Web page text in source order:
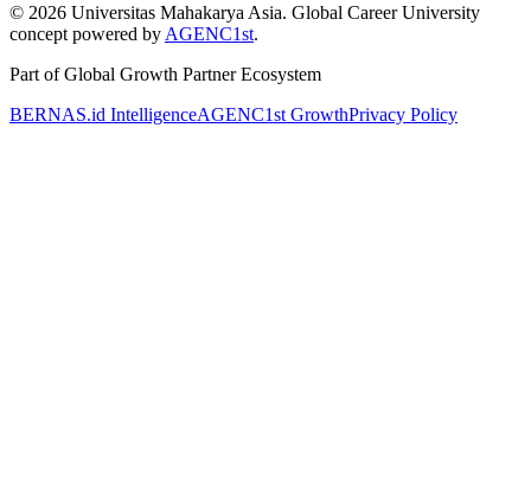
© 2026 Universitas Mahakarya Asia. Global Career University
concept powered by AGENC1st.
Part of Global Growth Partner Ecosystem
BERNAS.id IntelligenceAGENC1st GrowthPrivacy Policy